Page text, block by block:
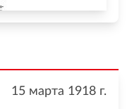
15 марта 1918 г.